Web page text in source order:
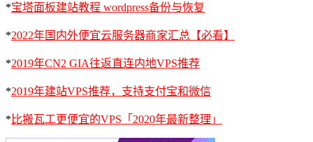
*宝塔面板建站教程 wordpress备份与恢复
*2022年国内外便宜云服务器商家汇总【必看】
*2019年CN2 GIA往返直连内地VPS推荐
*2019年建站VPS推荐，支持支付宝和微信
* 比搬瓦工更便宜的VPS「2020年最新整理」